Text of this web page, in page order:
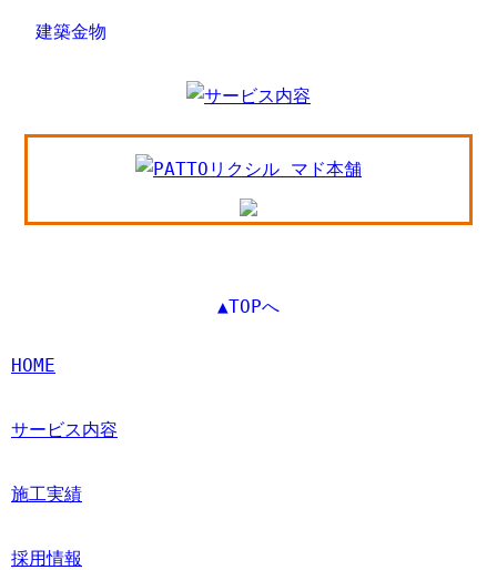
建築金物
▲TOPへ
HOME
サービス内容
施工実績
採用情報